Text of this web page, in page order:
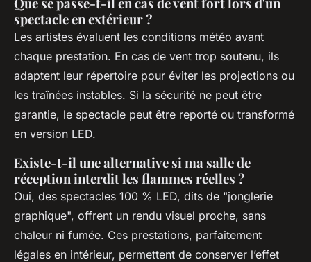
spectacle en extérieur ?
Les artistes évaluent les conditions météo avant
chaque prestation. En cas de vent trop soutenu, ils
adaptent leur répertoire pour éviter les projections ou
les traînées instables. Si la sécurité ne peut être
garantie, le spectacle peut être reporté ou transformé
en version LED.
Existe-t-il une alternative si ma salle de
réception interdit les flammes réelles ?
Oui, des spectacles 100 % LED, dits de "jonglerie
graphique", offrent un rendu visuel proche, sans
chaleur ni fumée. Ces prestations, parfaitement
légales en intérieur, permettent de conserver l’effet